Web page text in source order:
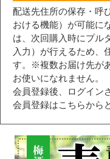
配送先住所の保存・呼
おける機能）が可能に
は、次回購入時にプル
入力）が行えるため、
す。※複数お届け先が
お使いになれません。
会員登録後、ログイン
会員登録はこちらから